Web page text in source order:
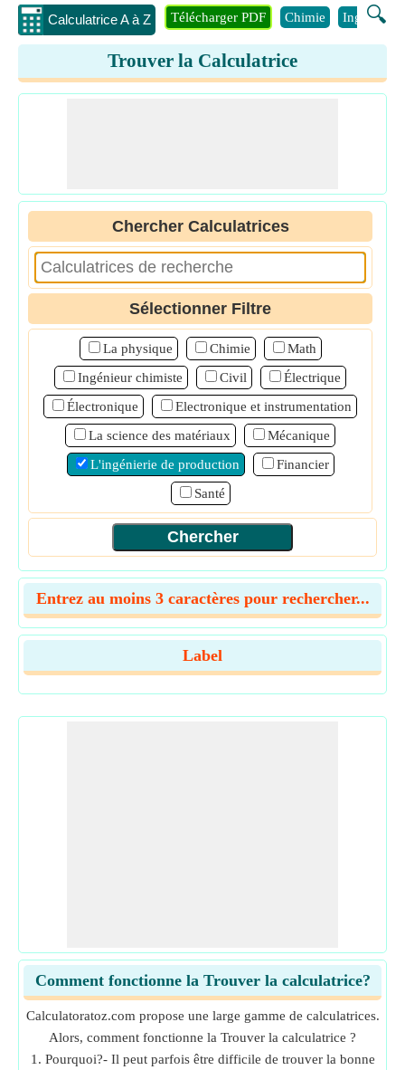
Calculatrice A à Z 🔍
Télécharger PDF Chimie Ingénierie
Trouver la Calculatrice
Chercher Calculatrices
Sélectionner Filtre
La physique Chimie
Math
Ingénieur chimiste
Civil
Électrique
Électronique
Electronique et instrumentation
La science des matériaux
Mécanique
L'ingénierie de production
Financier
Santé
Entrez au moins 3 caractères pour rechercher...
Label
Comment fonctionne la Trouver la calculatrice?
Calculatoratoz.com propose une large gamme de calculatrices.
Alors, comment fonctionne la Trouver la calculatrice ?
1. Pourquoi?- Il peut parfois être difficile de trouver la bonne